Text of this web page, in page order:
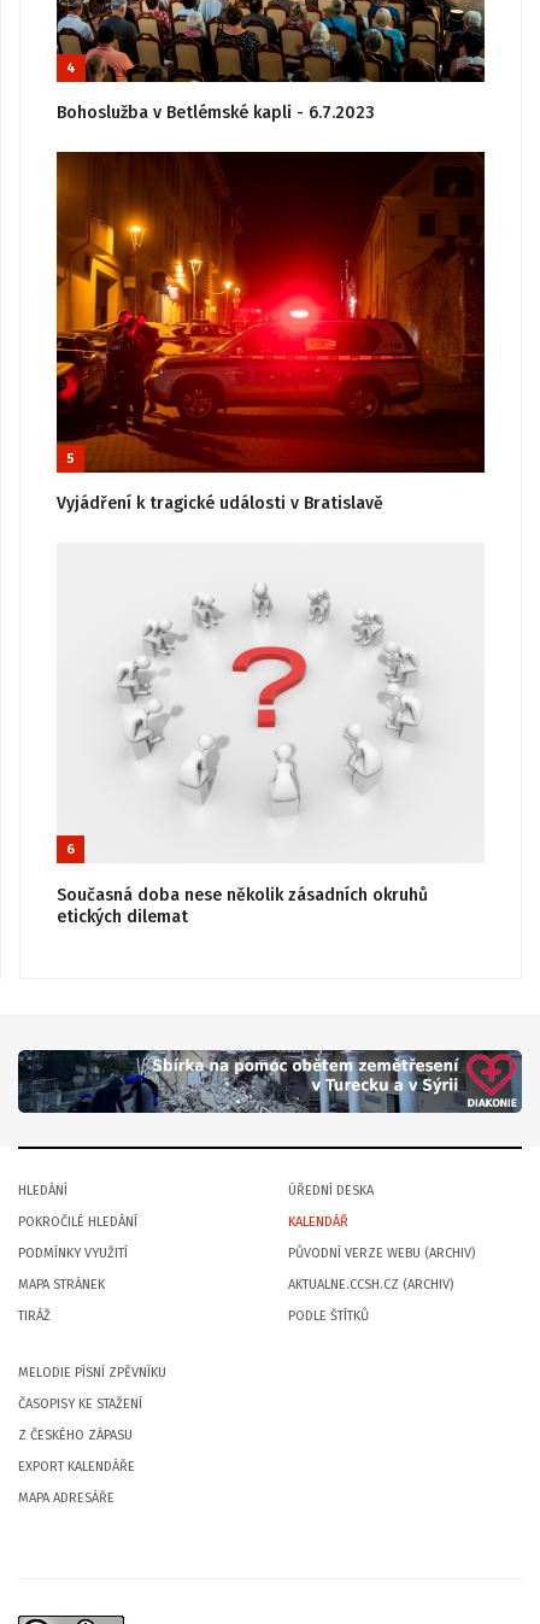
4
Bohoslužba v Betlémské kapli - 6.7.2023
5
Vyjádření k tragické události v Bratislavě
6
Současná doba nese několik zásadních okruhů
etických dilemat
HLEDÁNÍ
POKROČILÉ HLEDÁNÍ
PODMÍNKY VYUŽITÍ
MAPA STRÁNEK
TIRÁŽ
ÚŘEDNÍ DESKA
KALENDÁŘ
PŮVODNÍ VERZE WEBU (ARCHIV)
AKTUALNE.CCSH.CZ (ARCHIV)
PODLE ŠTÍTKŮ
MELODIE PÍSNÍ ZPĚVNÍKU
ČASOPISY KE STAŽENÍ
Z ČESKÉHO ZÁPASU
EXPORT KALENDÁŘE
MAPA ADRESÁŘE